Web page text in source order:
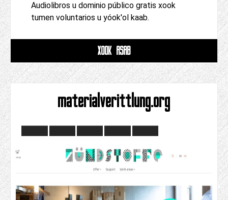
Audiolibros u dominio público gratis xook
tumen voluntarios u yóok'ol kaab.
XOOK ASAB
materialverittlung.org